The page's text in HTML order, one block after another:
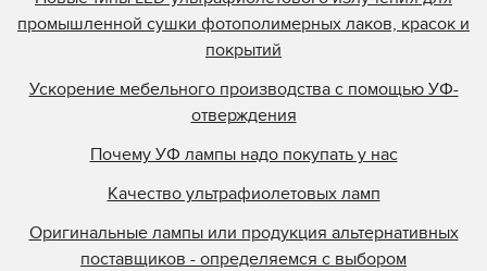
промышленной сушки фотополимерных лаков, красок и
покрытий
Ускорение мебельного производства с помощью УФ-
отверждения
Почему УФ лампы надо покупать у нас
Качество ультрафиолетовых ламп
Оригинальные лампы или продукция альтернативных
поставщиков - определяемся с выбором